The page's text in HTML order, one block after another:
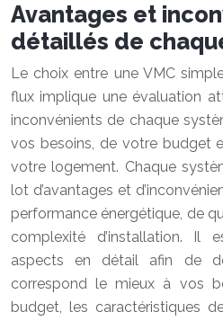
Avantages et
détaillés de
Le choix entre une VMC
flux implique une évaluation
inconvénients de chaque
vos besoins, de votre budget
votre logement. Chaque
lot d’avantages et
performance énergétique, de
complexité d’installation. Il
aspects en détail afin de
correspond le mieux à vos
budget, les caractéristiques